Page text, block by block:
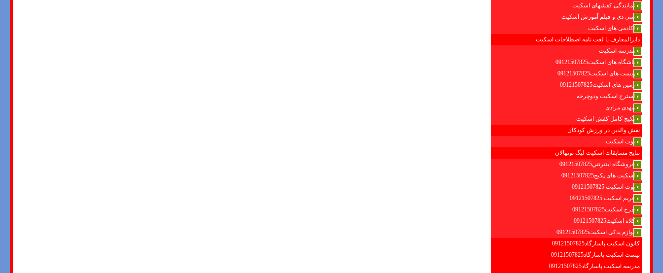
نمایندگی کفشهای اسکیت
سی دی و فیلم آموزش اسکیت
آکادمی های اسکیت
دایرالمعارف یا لغت نامه اصطلاحات اسکیت
مدرسه اسکیت
باشگاه های اسکیت09121507825
پیست های اسکیت09121507825
زمین های اسکیت09121507825
استرج اسکیت ودوچرخه
مهدی مرادی
پکیج کامل کفش اسکیت
نقش والدین در ورزش کودکان
بوت اسکیت
نتایج مسابقات اسکیت لیگ نونهالان
فروشگاه اينترنتي09121507825
اسکیت های پکیج09121507825
بوت اسکیت 09121507825
فریم اسکیت 09121507825
چرخ اسکیت09121507825
کلاه اسکیت09121507825
لوازم یدکی اسکیت09121507825
کانون اسکیت پاسارگاد09121507825
پیست اسکیت پاسارگاد09121507825
مدرسه اسکیت پاسارگاد09121507825